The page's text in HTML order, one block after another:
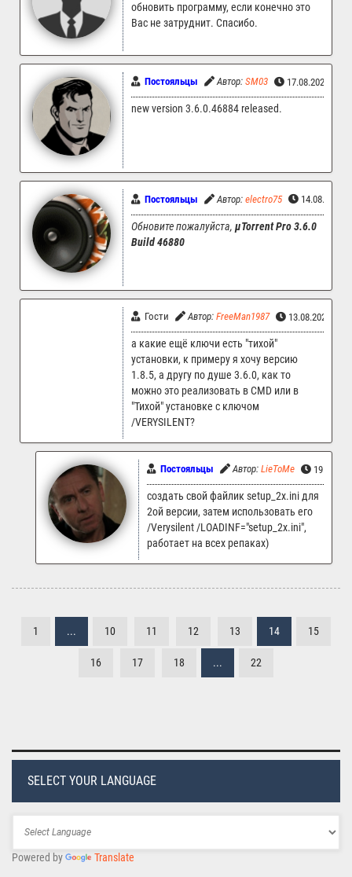
обновить программу, если конечно это
Вас не затруднит. Спасибо.
Постояльцы Автор: SM03 17.08.2023
new version 3.6.0.46884 released.
Постояльцы Автор: electro75 14.08.2023
Обновите пожалуйста, µTorrent Pro 3.6.0
Build 46880
Гости Автор: FreeMan1987 13.08.2023
а какие ещё ключи есть "тихой"
установки, к примеру я хочу версию
1.8.5, а другу по душе 3.6.0, как то
можно это реализовать в CMD или в
"Тихой" установке с ключом
/VERYSILENT?
Постояльцы Автор: LieToMe
создать свой файлик setup_2x.ini для
2ой версии, затем использовать его
/Verysilent /LOADINF="setup_2x.ini",
работает на всех репаках)
1 ... 10 11 12 13 14 15
16 17 18 ... 22
SELECT YOUR LANGUAGE
Powered by Translate